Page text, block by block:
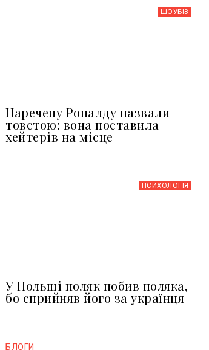
ШОУБIЗ
Наречену Роналду назвали
товстою: вона поставила
хейтерів на місце
ПСИХОЛОГІЯ
У Польщі поляк побив поляка,
бо сприйняв його за українця
БЛОГИ